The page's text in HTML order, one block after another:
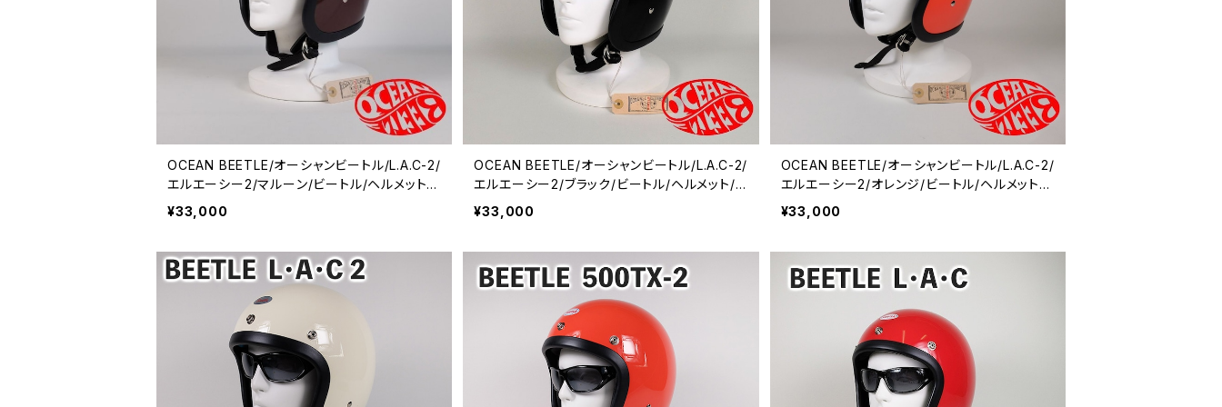
OCEAN BEETLE/オーシャンビートル/L.A.C-2/
エルエーシー2/マルーン/ビートル/ヘルメット/
ジェットヘルメット/ジェッペル/チョッパーヘルメ
¥33,000
OCEAN BEETLE/オーシャンビートル/L.A.C-2/
エルエーシー2/ブラック/ビートル/ヘルメット/
ジェットヘルメット/ジェッペル/チョッパーヘルメ
¥33,000
OCEAN BEETLE/オーシャンビートル/L.A.C-2/
エルエーシー2/オレンジ/ビートル/ヘルメット/
ジェットヘルメット/ジェッペル/チョッパーヘルメ
¥33,000